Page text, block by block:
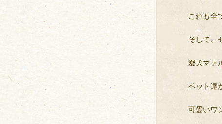
これも全
そして、
愛犬マァ
ペット達
可愛いワ